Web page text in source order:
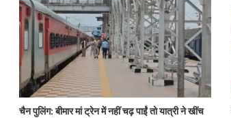
चैन पुलिंग: बीमार मां ट्रेन में नहीं चढ़ पाईं तो यात्री ने खींच